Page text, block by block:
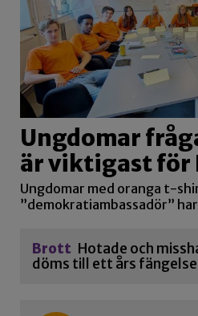
Ungdomar
är viktigast för
Ungdomar med oranga t-
”demokratiambassadör”
Brott Hotade och
döms till ett års fängelse